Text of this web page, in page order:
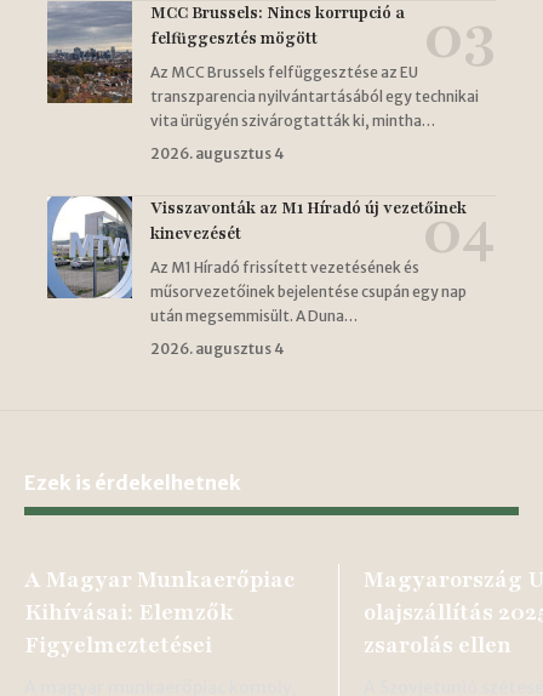
MCC Brussels: Nincs korrupció a
felfüggesztés mögött
Az MCC Brussels felfüggesztése az EU
transzparencia nyilvántartásából egy technikai
vita ürügyén szivárogtatták ki, mintha…
2026. augusztus 4
Visszavonták az M1 Híradó új vezetőinek
kinevezését
Az M1 Híradó frissített vezetésének és
műsorvezetőinek bejelentése csupán egy nap
után megsemmisült. A Duna…
2026. augusztus 4
Ezek is érdekelhetnek
A Magyar Munkaerőpiac
Kihívásai: Elemzők
Figyelmeztetései
Magyarország
olajszállítás
zsarolás ellen